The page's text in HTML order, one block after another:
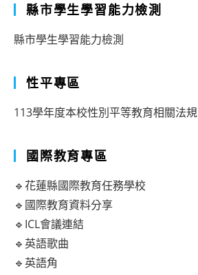
縣市學生學習能力檢測
縣市學生學習能力檢測
性平專區
113學年度本校性別平等教育相關法規
國際教育專區
🔹花蓮縣國際教育任務學校
🔹國際教育資料分享
🔹ICL會議連結
🔹英語歌曲
🔹英語角